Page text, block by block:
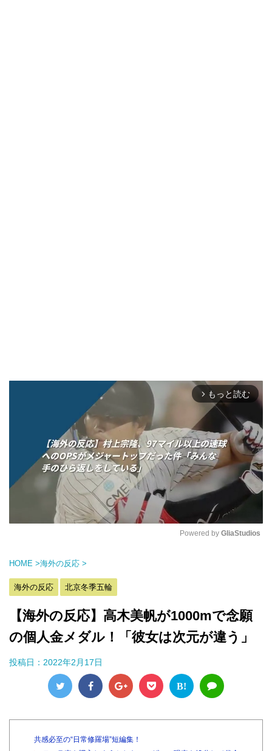
arrow_forward_ios もっと読む
Powered by GliaStudios
HOME >海外の反応 >
海外の反応 北京冬季五輪
【海外の反応】高木美帆が1000mで念願
の個人金メダル！「彼女は次元が違う」
投稿日： 2022年2月17日
B!
共感必至の“日常修羅場”短編集！